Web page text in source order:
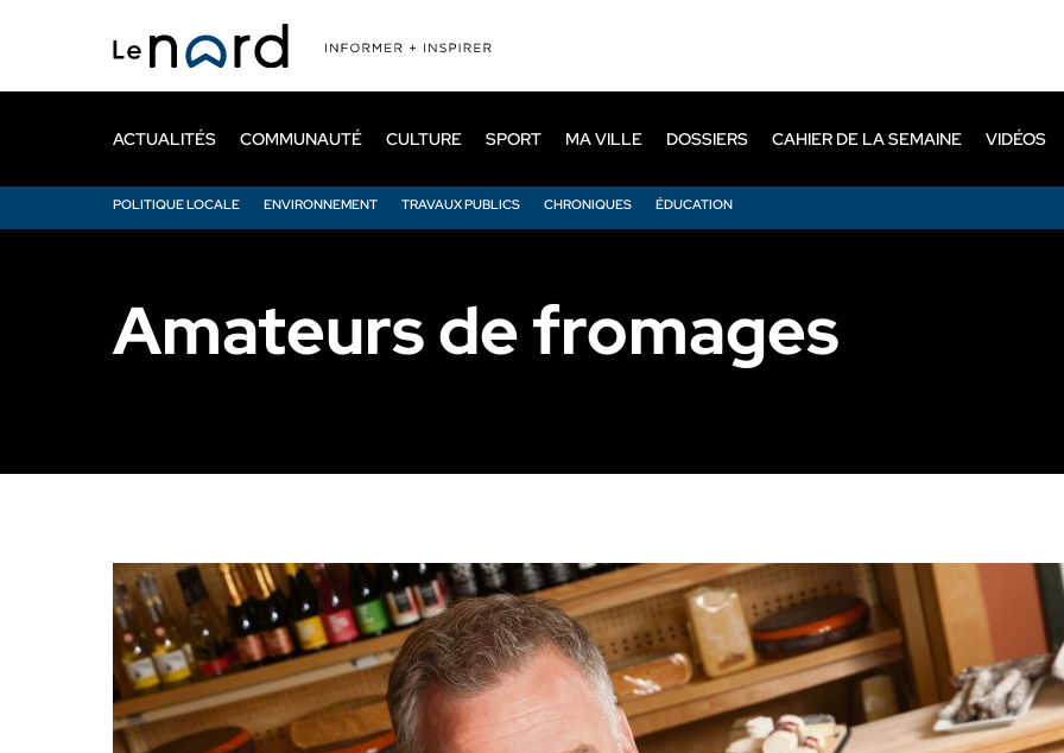
principal
ACTUALITÉS
POLITIQUE LOCALE ENVIRONNEMENT TRAVAUX PUBLICS CHRONIQUES ÉDUCATION
COMMUNAUTÉ CULTURE SPORT MA VILLE DOSSIERS CAHIER DE LA SEMAINE VIDÉOS
Amateurs de fromages